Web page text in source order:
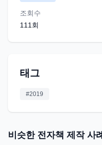
조회수
111 회
태그
#2019
비슷한 전자책 제작 사례